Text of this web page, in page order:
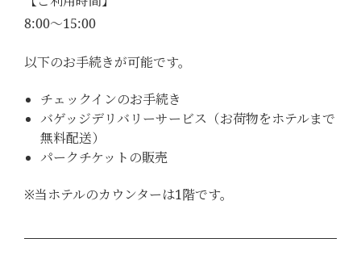
8:00～15:00
以下のお手続きが可能です。
チェックインのお手続き
バゲッジデリバリーサービス（お荷物をホテルまで
無料配送）
パークチケットの販売
※当ホテルのカウンターは1階です。